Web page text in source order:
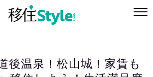
後温泉！松山城！家賃も